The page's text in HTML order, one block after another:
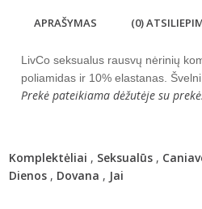
APRAŠYMAS (0)
LivCo seksualus rausvų nėrinių
poliamidas ir 10% elastanas.
Prekė pateikiama dėžutėje su
Komplektėliai , Seksualūs,
Dienos, Dovana , Jai